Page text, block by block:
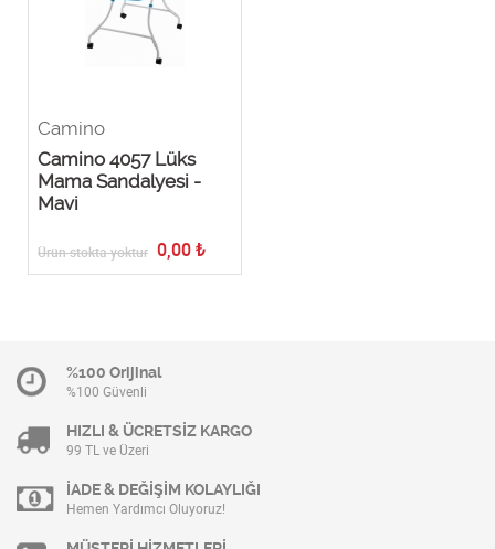
Camino
Camino 4057 Lüks
Mama Sandalyesi -
Mavi
Ürün stokta yoktur 0,00 ₺
%100 Orijinal
%100 Güvenli
HIZLI & ÜCRETSİZ KARGO
99 TL ve Üzeri
İADE & DEĞİŞİM KOLAYLIĞI
Hemen Yardımcı Oluyoruz!